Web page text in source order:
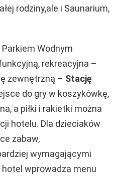
rodziny,ale i Saunarium,
Wodnym
rekreacyjna –
zewnętrzną – Stację
do gry w koszykówkę,
a piłki i rakietki można
hotelu. Dla dzieciaków
zabaw,
wymagającymi
wprowadza menu